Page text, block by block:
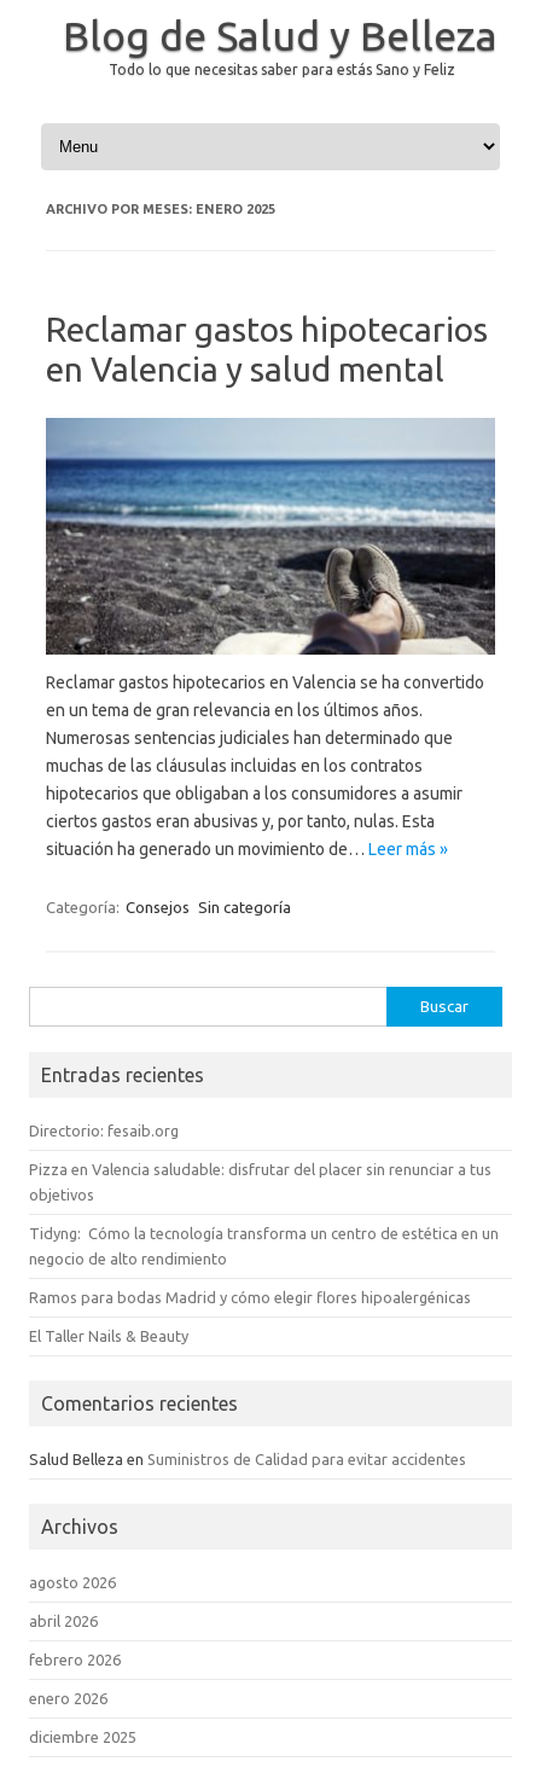
Blog de Salud y Belleza
Todo lo que necesitas saber para estás Sano y Feliz
Saltar al contenido
ARCHIVO POR MESES: ENERO 2025
Reclamar gastos hipotecarios
en Valencia y salud mental
Reclamar gastos hipotecarios en Valencia se ha convertido
en un tema de gran relevancia en los últimos años.
Numerosas sentencias judiciales han determinado que
muchas de las cláusulas incluidas en los contratos
hipotecarios que obligaban a los consumidores a asumir
ciertos gastos eran abusivas y, por tanto, nulas. Esta
situación ha generado un movimiento de… Leer más »
Categoría: Consejos Sin categoría
Entradas recientes
Directorio: fesaib.org
Pizza en Valencia saludable: disfrutar del placer sin renunciar a tus
objetivos
Tidyng: Cómo la tecnología transforma un centro de estética en un
negocio de alto rendimiento
Ramos para bodas Madrid y cómo elegir flores hipoalergénicas
El Taller Nails & Beauty
Comentarios recientes
Salud Belleza en Suministros de Calidad para evitar accidentes
Archivos
agosto 2026
abril 2026
febrero 2026
enero 2026
diciembre 2025